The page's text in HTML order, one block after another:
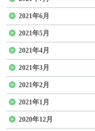
2021年6月
2021年5月
2021年4月
2021年3月
2021年2月
2021年1月
2020年12月